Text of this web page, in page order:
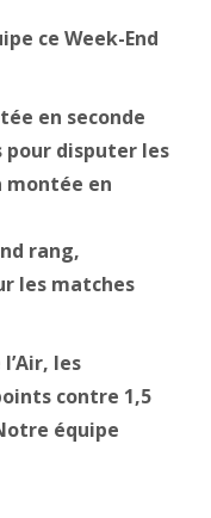
ce Week-End
en seconde
pour disputer les
montée en
rang,
les matches
les
contre 1,5
équipe